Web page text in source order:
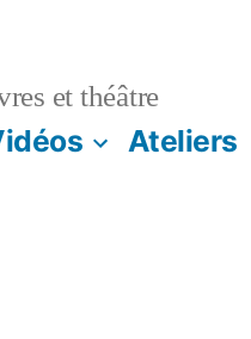
et théâtre
Ateliers